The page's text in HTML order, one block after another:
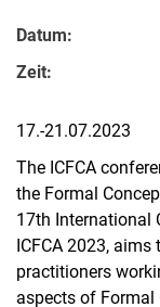
Datum:
Zeit:
17.-21.07.2023
The ICFCA
the Formal
17th International
ICFCA 2023,
practitioners
aspects of Formal